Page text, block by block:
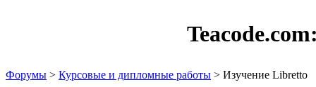
Форумы > Курсовые и дипломные работы > Изучение Libretto